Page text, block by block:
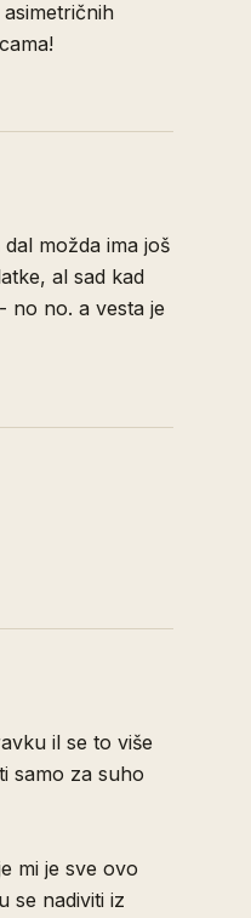
možda ima još
al sad kad
no no. a vesta je
il se to više
samo za suho
mi je sve ovo
se nadiviti iz